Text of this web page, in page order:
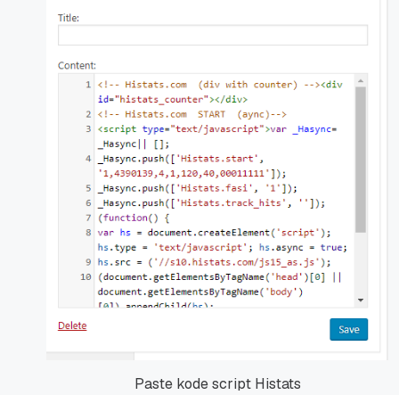
Paste kode script Histats